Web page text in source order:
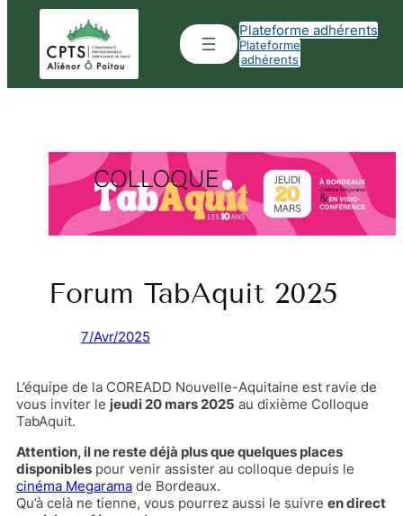
contenu
Plateforme adhérents
Plateforme
adhérents
Forum TabAquit 2025
7/Avr/2025
L’équipe de la COREADD Nouvelle-Aquitaine est ravie de
vous inviter le jeudi 20 mars 2025 au dixième Colloque
TabAquit.
Attention, il ne reste déjà plus que quelques places
disponibles pour venir assister au colloque depuis le
cinéma Megarama de Bordeaux.
Qu’à celà ne tienne, vous pourrez aussi le suivre en direct